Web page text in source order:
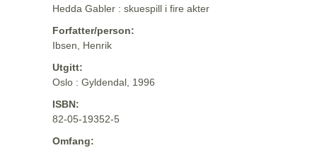
Hedda Gabler : skuespill i fire akter
Forfatter/person:
Ibsen, Henrik
Utgitt:
Oslo : Gyldendal, 1996
ISBN:
82-05-19352-5
Omfang: